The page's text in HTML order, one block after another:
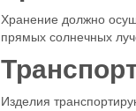
Хранение должно
прямых солнечных
Изделия